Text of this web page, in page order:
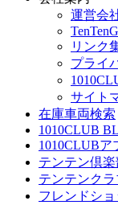
運営会
リンク
プライ
サイト
在庫車両検索
1010CLUB
1010CLUBア
テンテン倶
テンテンク
フレンドシ